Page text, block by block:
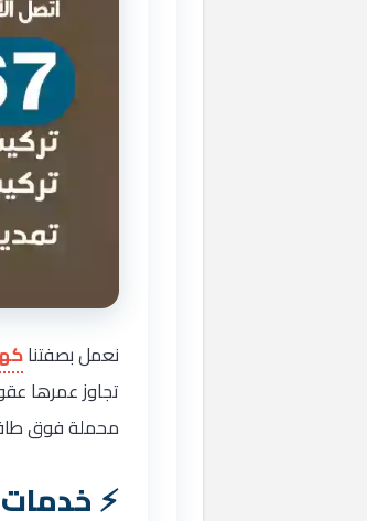
نعمل بصفتنا
تجاوز عمرها
محملة فوق
خدمات